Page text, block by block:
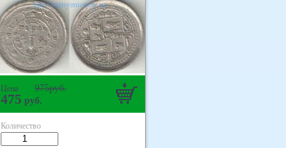
Цена 975руб.
475 руб.
Количество